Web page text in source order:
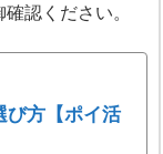
認ください。
び方【ポイ活